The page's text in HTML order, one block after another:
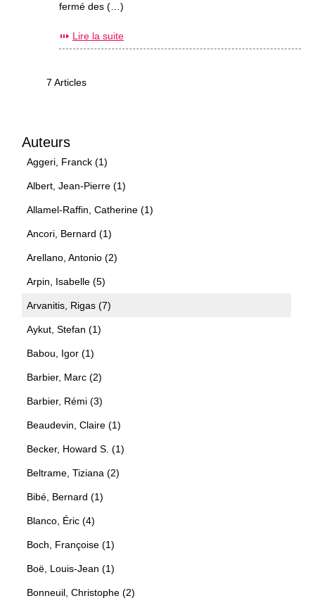
fermé des (…)
Lire la suite
7 Articles
Auteurs
Aggeri, Franck (1)
Albert, Jean-Pierre (1)
Allamel-Raffin, Catherine (1)
Ancori, Bernard (1)
Arellano, Antonio (2)
Arpin, Isabelle (5)
Arvanitis, Rigas (7)
Aykut, Stefan (1)
Babou, Igor (1)
Barbier, Marc (2)
Barbier, Rémi (3)
Beaudevin, Claire (1)
Becker, Howard S. (1)
Beltrame, Tiziana (2)
Bibé, Bernard (1)
Blanco, Éric (4)
Boch, Françoise (1)
Boë, Louis-Jean (1)
Bonneuil, Christophe (2)